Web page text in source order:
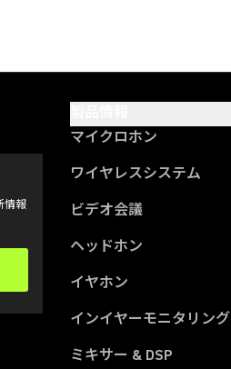
情報
マイクロホン
ワイヤレスシステム
ビデオ会議
ヘッドホン
イヤホン
インイヤーモニタリング
ミキサー & DSP